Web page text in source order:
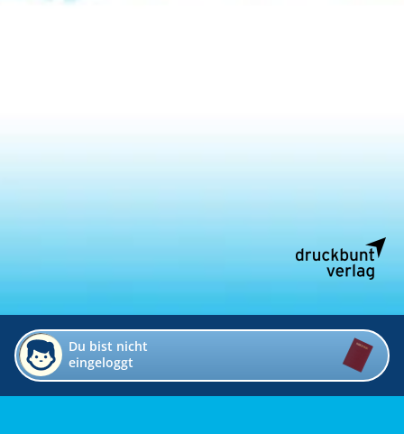
Du bist nicht
eingeloggt